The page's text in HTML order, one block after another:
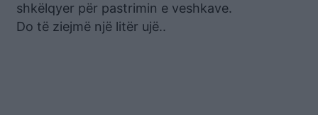
shkëlqyer për pastrimin e veshkave.
Do të ziejmë një litër ujë..